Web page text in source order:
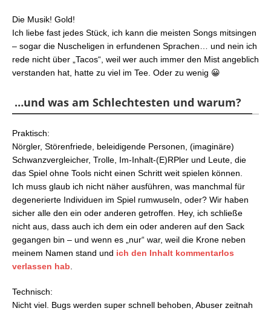
Die Musik! Gold!
Ich liebe fast jedes Stück, ich kann die meisten Songs mitsingen
– sogar die Nuscheligen in erfundenen Sprachen… und nein ich
rede nicht über „Tacos“, weil wer auch immer den Mist angeblich
verstanden hat, hatte zu viel im Tee. Oder zu wenig 😀
…und was am Schlechtesten und warum?
Praktisch:
Nörgler, Störenfriede, beleidigende Personen, (imaginäre)
Schwanzvergleicher, Trolle, Im-Inhalt-(E)RPler und Leute, die
das Spiel ohne Tools nicht einen Schritt weit spielen können.
Ich muss glaub ich nicht näher ausführen, was manchmal für
degenerierte Individuen im Spiel rumwuseln, oder? Wir haben
sicher alle den ein oder anderen getroffen. Hey, ich schließe
nicht aus, dass auch ich dem ein oder anderen auf den Sack
gegangen bin – und wenn es „nur“ war, weil die Krone neben
meinem Namen stand und ich den Inhalt kommentarlos
verlassen hab.
Technisch:
Nicht viel. Bugs werden super schnell behoben, Abuser zeitnah